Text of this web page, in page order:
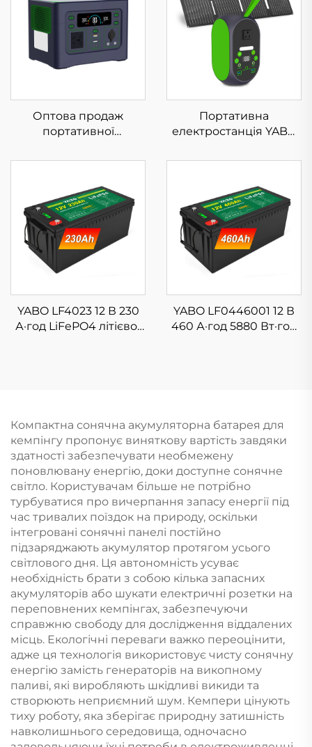
Оптова продаж
портативної
SG300SX, 300 Вт,
для кемпінгу,
подорожей, 288 Вт·год,
з акумулятором
LiFePO4
Портативна
електростанція YABO
LiFePO4 31200 мА·год,
складаним сонячним
панеллю 30 Вт для
кемпінгу на свіжому
повітрі, аварійного
живлення вдома,
подорожей, ноутбуків,
копіювання UPS
YABO LF4023 12 В 230
А·год LiFePO4 літієво-
сонячної системи,
автодому, кемпінгу,
позаелектромережі
YABO LF0446001 12 В
460 А·год 5880 Вт·год
енергії для великих
сонячних систем,
резервного живлення
Компактна сонячна акумуляторна батарея для
кемпінгу пропонує виняткову вартість завдяки
здатності забезпечувати необмежену
поновлювану енергію, доки доступне сонячне
світло. Користувачам більше не потрібно
турбуватися про вичерпання запасу енергії під
час тривалих поїздок на природу, оскільки
інтегровані сонячні панелі постійно
підзаряджають акумулятор протягом усього
світлового дня. Ця автономність усуває
необхідність брати з собою кілька запасних
акумуляторів або шукати електричні розетки на
переповнених кемпінгах, забезпечуючи
справжню свободу для дослідження віддалених
місць. Екологічні переваги важко переоцінити,
адже ця технологія використовує чисту сонячну
енергію замість генераторів на викопному
паливі, які виробляють шкідливі викиди та
створюють неприємний шум. Кемпери цінують
тиху роботу, яка зберігає природну затишність
навколишнього середовища, одночасно